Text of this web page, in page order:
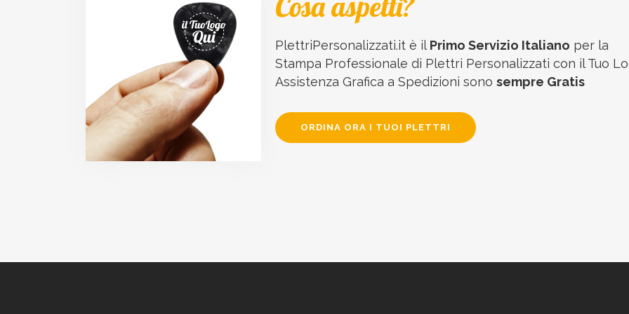
PlettriPersonalizzati.it è il Primo Servizio Italiano per la
Stampa Professionale di Plettri Personalizzati con il Tuo
Assistenza Grafica a Spedizioni sono sempre Gratis
ORDINA ORA I TUOI PLETTRI